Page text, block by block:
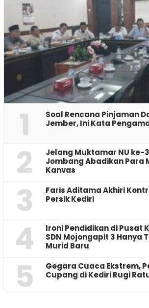
1
‎Soal Rencana Pinjaman
Jember, Ini Kata
2
Jelang Muktamar NU ke-
Jombang Abadikan Para
Kanvas
3
Faris Aditama Akhiri
Persik Kediri
4
Ironi Pendidikan di Pusat
SDN Mojongapit 3 Hanya
Murid Baru
5
‎Gegara Cuaca Ekstrem,
Cupang di Kediri Rugi